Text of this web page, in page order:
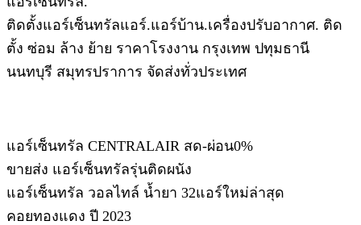
ติดตั้งแอร์เซ็นทรัลแอร์.แอร์บ้าน.เครื่องปรับอากาศ. ติด
ตั้ง ซ่อม ล้าง ย้าย ราคาโรงงาน กรุงเทพ ปทุมธานี
นนทบุรี สมุทรปราการ จัดส่งทั่วประเทศ
แอร์เซ็นทรัล CENTRALAIR สด-ผ่อน0%
ขายส่ง แอร์เซ็นทรัลรุ่นติดผนัง
แอร์เซ็นทรัล วอลไทล์ น้ำยา 32แอร์ใหม่ล่าสุด
คอยทองแดง ปี 2023